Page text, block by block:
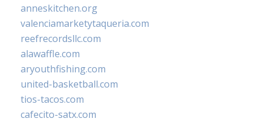
anneskitchen.org
valenciamarketytaqueria.com
reefrecordsllc.com
alawaffle.com
aryouthfishing.com
united-basketball.com
tios-tacos.com
cafecito-satx.com